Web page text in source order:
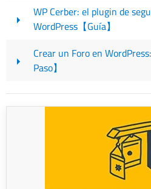
WP Cerber: el plugin de
WordPress【Guía】
Crear un Foro en
Paso】